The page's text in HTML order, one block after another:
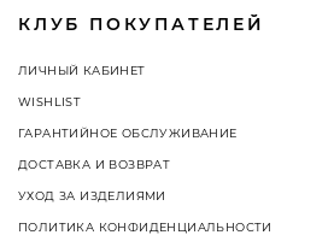
КЛУБ ПОКУПАТЕЛЕЙ
ЛИЧНЫЙ КАБИНЕТ
WISHLIST
ГАРАНТИЙНОЕ ОБСЛУЖИВАНИЕ
ДОСТАВКА И ВОЗВРАТ
УХОД ЗА ИЗДЕЛИЯМИ
ПОЛИТИКА КОНФИДЕНЦИАЛЬНОСТИ